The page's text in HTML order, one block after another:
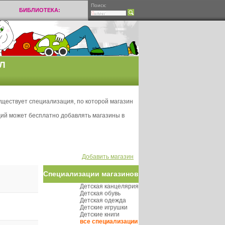
БИБЛИОТЕКА:
Поиск:
специализация, по которой магазин
может бесплатно добавлять магазины в
Добавить магазин
Специализации магазинов
Детская канцелярия
Детская обувь
Детская одежда
Детские игрушки
Детские книги
все специализации